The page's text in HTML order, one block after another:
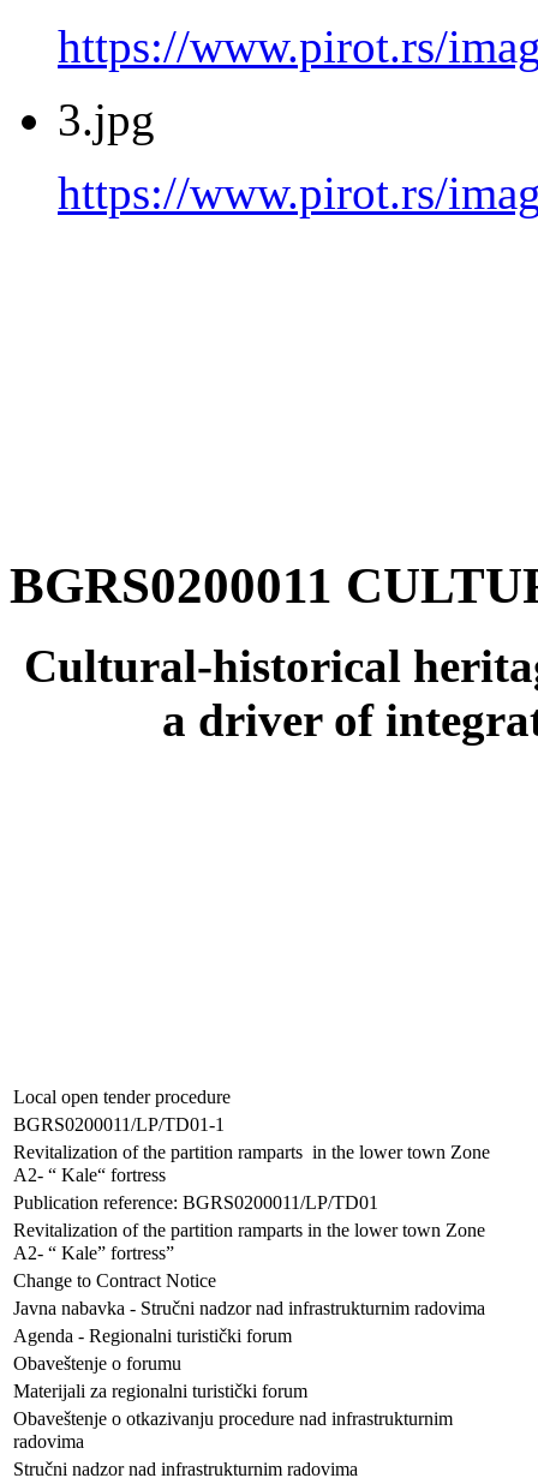
https://www.pirot.rs/
3.jpg
https://www.pirot.rs/
BGRS0200011
Cultural-historical
a driver of
Local open tender procedure
BGRS0200011/LP/TD01-1
Revitalization of the partition ramparts in the lower town Zone
A2- “ Kale“ fortress
Publication reference: BGRS0200011/LP/TD01
Revitalization of the partition ramparts in the lower town Zone
A2- “ Kale” fortress”
Change to Contract Notice
Javna nabavka - Stručni nadzor nad infrastrukturnim radovima
Agenda - Regionalni turistički forum
Obaveštenje o forumu
Materijali za regionalni turistički forum
Obaveštenje o otkazivanju procedure nad infrastrukturnim
radovima
Stručni nadzor nad infrastrukturnim radovima